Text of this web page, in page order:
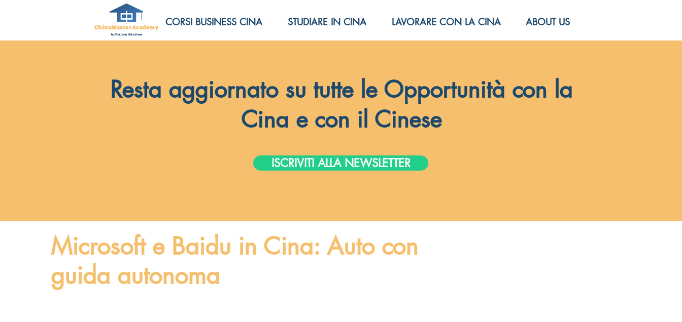
ChinaMasterAcademy
by Horizon Solutions
CORSI BUSINESS CINA STUDIARE IN CINA LAVORARE CON LA CINA ABOUT US
Resta aggiornato su tutte le Opportunità con la
Cina e con il Cinese
ISCRIVITI ALLA NEWSLETTER
Microsoft e Baidu in Cina: Auto con
guida autonoma